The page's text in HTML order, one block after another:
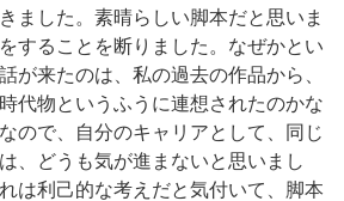
ました。素晴らしい脚本だと思いま
することを断りました。なぜかとい
が来たのは、私の過去の作品から、
代物というふうに連想されたのかな
ので、自分のキャリアとして、同じ
、どうも気が進まないと思いまし
は利己的な考えだと気付いて、脚本